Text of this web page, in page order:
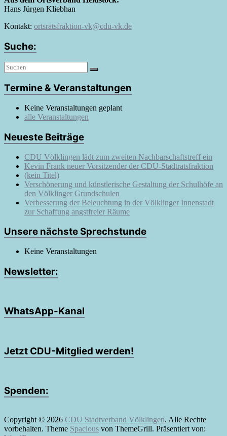
Hans Jürgen Kliebhan
Kontakt: ortsratsfraktion-vk@cdu-vk.de
Suche:
Termine & Veranstaltungen
Keine Veranstaltungen geplant
alle Veranstaltungen
Neueste Beiträge
CDU Völklingen lädt zum zweiten Nachbarschaftstreff ein
Kevin Frank neuer Vorsitzender der CDU-Stadtratsfraktion
(kein Titel)
Verschönerung und künstlerische Gestaltung der Schulhöfe an
den Völklinger Grundschulen
Verbesserung der Beleuchtung in der Völklinger Innenstadt
zur Schaffung angstfreier Räume
Unsere nächste Sprechstunde
Keine Veranstaltungen
Newsletter:
WhatsApp-Kanal
Jetzt CDU-Mitglied werden!
Spenden:
Copyright © 2026 CDU Stadtverband Völklingen. Alle Rechte
vorbehalten. Theme Spacious von ThemeGrill. Präsentiert von: